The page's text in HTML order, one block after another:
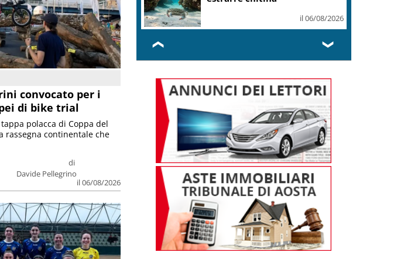
convocato per i
di bike trial
di
Davide Pellegrino
il 06/08/2026
polacca di Coppa del
rassegna continentale che
il 06/08/2026
❮ ❯